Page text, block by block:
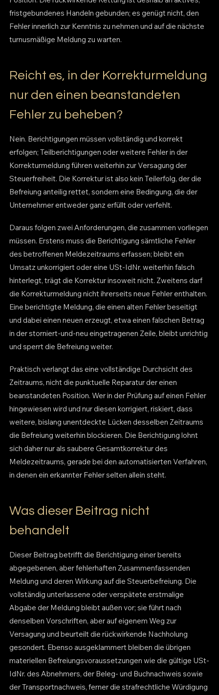
fristgebundenes Handeln gebunden; es genügt nicht, den
Fehler innerlich zur Kenntnis zu nehmen und auf die nächste
turnusmäßige Meldung zu warten.
Reicht es, in der Korrekturmeldung
nur den einen beanstandeten
Fehler zu beheben?
Nein. Berichtigungen müssen vollständig und korrekt
erfolgen; Teilberichtigungen oder weitere Fehler in der
Korrekturmeldung führen weiterhin zur Versagung der
Steuerfreiheit. Die Korrektur ist also kein Teilerfolg, der die
Befreiung anteilig rettet, sondern eine Bedingung, die der
Unternehmer entweder ganz erfüllt oder verfehlt.
Daraus folgen zwei Anforderungen, die zusammen vorliegen
müssen. Erstens muss die Berichtigung sämtliche Fehler
des betroffenen Meldezeitraums erfassen; bleibt ein
Umsatz unkorrigiert oder eine USt-IdNr. weiterhin falsch
hinterlegt, trägt die Korrektur insoweit nicht. Zweitens darf
die Korrekturmeldung nicht ihrerseits neue Fehler enthalten.
Eine berichtigte Meldung, die einen alten Fehler beseitigt
und dabei einen neuen erzeugt, etwa einen falschen Betrag
in der storniert-und-neu eingetragenen Zeile, bleibt unrichtig
und sperrt die Befreiung weiter.
Praktisch verlangt das eine vollständige Durchsicht des
Zeitraums, nicht die punktuelle Reparatur der einen
beanstandeten Position. Wer in der Prüfung auf einen Fehler
hingewiesen wird und nur diesen korrigiert, riskiert, dass
weitere, bislang unentdeckte Lücken desselben Zeitraums
die Befreiung weiterhin blockieren. Die Berichtigung lohnt
sich daher nur als saubere Gesamtkorrektur des
Meldezeitraums, gerade bei den automatisierten Verfahren,
in denen ein erkannter Fehler selten allein steht.
Was dieser Beitrag nicht
behandelt
Dieser Beitrag betrifft die Berichtigung einer bereits
abgegebenen, aber fehlerhaften Zusammenfassenden
Meldung und deren Wirkung auf die Steuerbefreiung. Die
vollständig unterlassene oder verspätete erstmalige
Abgabe der Meldung bleibt außen vor; sie führt nach
denselben Vorschriften, aber auf eigenem Weg zur
Versagung und beurteilt die rückwirkende Nachholung
gesondert. Ebenso ausgeklammert bleiben die übrigen
materiellen Befreiungsvoraussetzungen wie die gültige USt-
IdNr. des Abnehmers, der Beleg- und Buchnachweis sowie
der Transportnachweis, ferner die strafrechtliche Würdigung